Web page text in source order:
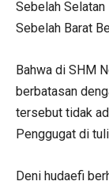
Sebelah Selatan
Sebelah Barat
Bahwa di SHM
berbatasan
tersebut tidak
Penggugat di
Deni hudaefi